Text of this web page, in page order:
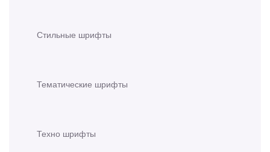
Стильные шрифты
Тематические шрифты
Техно шрифты